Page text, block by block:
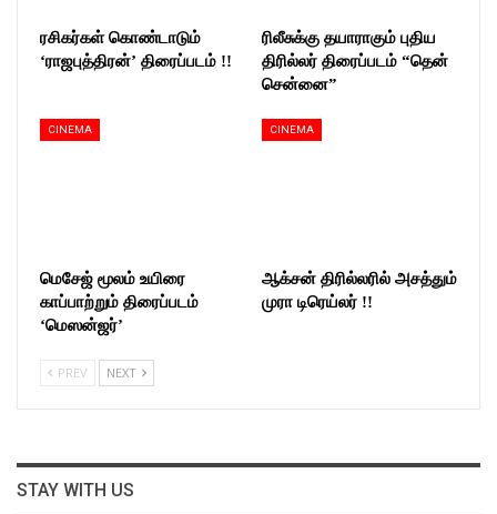
ரசிகர்கள் கொண்டாடும்
‘ராஜபுத்திரன்’ திரைப்படம் !!
ரிலீசுக்கு தயாராகும் புதிய
திரில்லர் திரைப்படம் “தென்
சென்னை”
CINEMA
மெசேஜ் மூலம் உயிரை
காப்பாற்றும் திரைப்படம்
‘மெஸன்ஜர்’
CINEMA
ஆக்சன் திரில்லரில் அசத்தும்
முரா டிரெய்லர் !!
PREV NEXT
STAY WITH US